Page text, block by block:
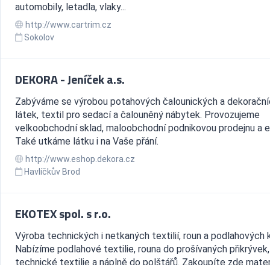
automobily, letadla, vlaky...
http://www.cartrim.cz
Sokolov
DEKORA - Jeníček a.s.
Zabýváme se výrobou potahových čalounických a
látek, textil pro sedací a čalouněný nábytek. Provozujeme
velkoobchodní sklad, maloobchodní podnikovou prodejnu a
Také utkáme látku i na Vaše přání.
http://www.eshop.dekora.cz
Havlíčkův Brod
EKOTEX spol. s r.o.
Výroba technických i netkaných textilií, roun a podlahových
Nabízíme podlahové textilie, rouna do prošívaných přikrývek,
technické textilie a náplně do polštářů. Zakoupíte zde